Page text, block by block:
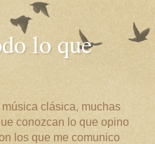
lo que
clásica, muchas
conozcan lo que opino
los que me comunico